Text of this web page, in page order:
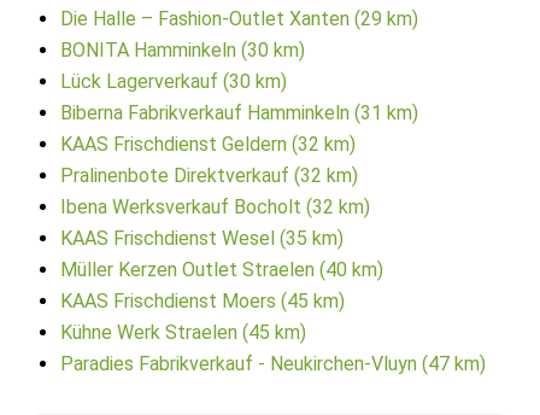
Die Halle – Fashion-Outlet Xanten (29 km)
BONITA Hamminkeln (30 km)
Lück Lagerverkauf (30 km)
Biberna Fabrikverkauf Hamminkeln (31 km)
KAAS Frischdienst Geldern (32 km)
Pralinenbote Direktverkauf (32 km)
Ibena Werksverkauf Bocholt (32 km)
KAAS Frischdienst Wesel (35 km)
Müller Kerzen Outlet Straelen (40 km)
KAAS Frischdienst Moers (45 km)
Kühne Werk Straelen (45 km)
Paradies Fabrikverkauf - Neukirchen-Vluyn (47 km)